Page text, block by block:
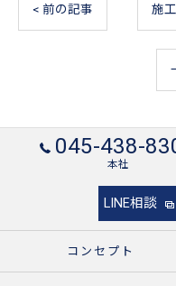
< 前の記事 施
045-438-
本社
LINE相談
コンセプト